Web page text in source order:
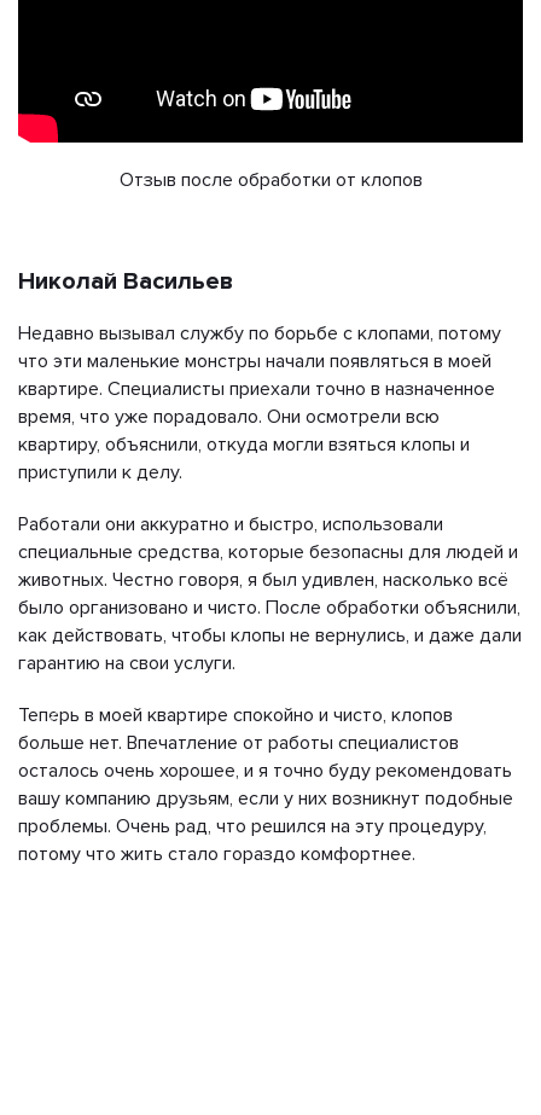
Отзыв после обработки от клопов
Николай Васильев
Недавно вызывал службу по борьбе с клопами, потому
что эти маленькие монстры начали появляться в моей
квартире. Специалисты приехали точно в назначенное
время, что уже порадовало. Они осмотрели всю
квартиру, объяснили, откуда могли взяться клопы и
приступили к делу.
Работали они аккуратно и быстро, использовали
специальные средства, которые безопасны для людей и
животных. Честно говоря, я был удивлен, насколько всё
было организовано и чисто. После обработки объяснили,
как действовать, чтобы клопы не вернулись, и даже дали
гарантию на свои услуги.
Теперь в моей квартире спокойно и чисто, клопов
больше нет. Впечатление от работы специалистов
осталось очень хорошее, и я точно буду рекомендовать
вашу компанию друзьям, если у них возникнут подобные
проблемы. Очень рад, что решился на эту процедуру,
потому что жить стало гораздо комфортнее.